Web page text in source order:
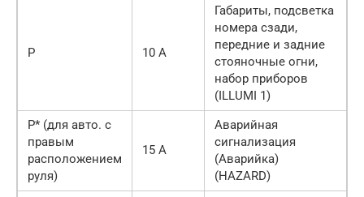
P 10 А
Габариты, подсветка
номера сзади,
передние и задние
стояночные огни,
набор приборов
(ILLUMI 1)
P* (для авто. с
правым
расположением
руля)
15 А
Аварийная
сигнализация
(Аварийка)
(HAZARD)